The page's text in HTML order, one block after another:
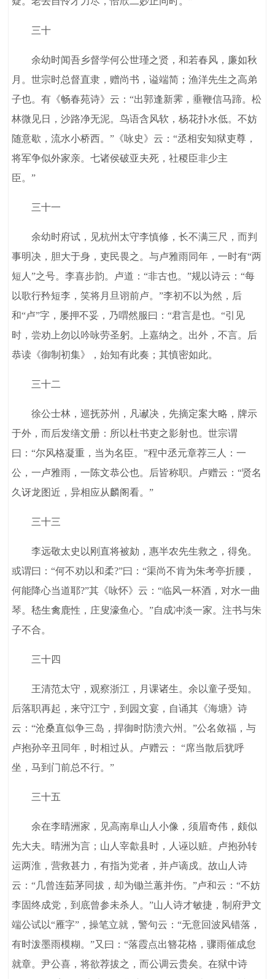
三十
余幼时闻吾乡督学何公世瑾之贤，和若春风，廉如秋
月。世宗时总督直隶，赠尚书，谥端简；渔洋先生之高弟
子也。有《畅春苑诗》云：“出郭逢新霁，垂鞭信马蹄。松
林微见日，沙路净无泥。鸟语含风软，杨花扑水低。不妨
随意歇，流水小桥西。”《咏史》云：“丞相安知狱吏尊，
将军争似外家亲。七诸侯破亚夫死，社稷臣非少主
臣。”
三十一
余幼时府试，见杭州太守李慎修，长不满三尺，而判
事明决，胆大于身，吏民畏之。与卢雅雨同年，一时有“两
短人”之号。李喜步韵。卢道：“非古也。”规以诗云：“每
以歌行矜短李，笑将月旦诩前卢。”李初不以为然，后
和“卢”字，屡押不妥，乃喟然服曰：“君言是也。“引见
时，尝劝上勿以吟咏劳圣躬。上嘉纳之。出外，不言。后
恭读《御制初集》，始知有此奏；其慎密如此。
三十二
徐公士林，巡抚苏州，凡谳决，先摘定案大略，牌示
于外，而后发缮文册：所以杜书吏之影射也。世宗谓
曰：“尔风格凝重，当为名臣。”程中丞元章荐三人：一
公，一卢雅雨，一陈文恭公也。后皆称职。卢赠云：“贤名
久讶龙图近，异相应从麟阁看。”
三十三
李远敬太史以刚直将被劾，惠半农先生救之，得免。
或谓曰：“何不劝以和柔?”曰：“渠尚不肯为朱考亭折腰，
何能降心当道耶?”其《咏怀》云：“临风一杯酒，对水一曲
琴。嵇生禽鹿性，庄叟濠鱼心。”自成冲淡一家。注书与朱
子不合。
三十四
王清范太守，观察浙江，月课诸生。余以童子受知。
后落职再起，来守江宁，到园文宴，自诵其《海塘》诗
云：“沧桑直似争三岛，捍御时防溃六州。”公名敛福，与
卢抱孙辛丑同年，时相过从。卢赠云： “席当散后犹呼
坐，马到门前总不行。”
三十五
余在李晴洲家，见高南阜山人小像，须眉奇伟，颇似
先大夫。晴洲为言；山人宰歙县时，人诬以赃。卢抱孙转
运两淮，营救甚力，有指为党者，并卢谪戍。故山人诗
云：“几曾连茹茅同拔，却为锄兰蕙并伤。”卢和云：“不妨
李固终成党，到底曾参未杀人。”山人诗才敏捷，制府尹文
端公试以“雁字”，操笔立就，警句云：“无意回波风错落，
有时泼墨雨模糊。”又曰：“落霞点出簪花格，骤雨催成怠
就章。尹公喜，将欲荐拔之，而公调云贵矣。在狱中诗